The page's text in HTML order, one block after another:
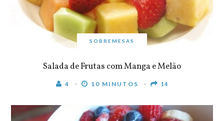
SOBREMESAS
Salada de Frutas com Manga e Melão
4 10 MINUTOS 14